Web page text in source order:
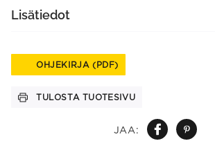
JAA:
Lisätiedot
OHJEKIRJA (PDF)
TULOSTA TUOTESIVU